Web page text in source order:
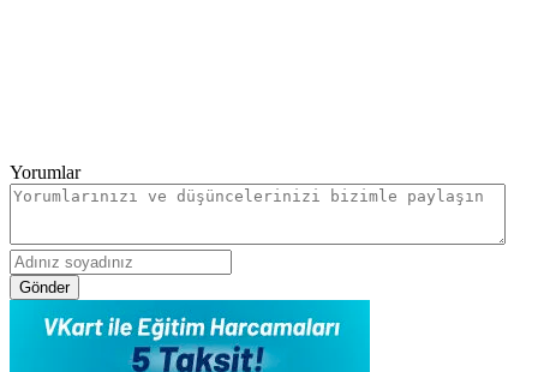
Yorumlar
Gönder